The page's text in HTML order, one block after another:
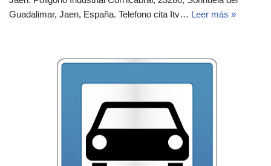
Guadalimar, Jaen, España.‎‎ Telefono cita Itv… Leer más »